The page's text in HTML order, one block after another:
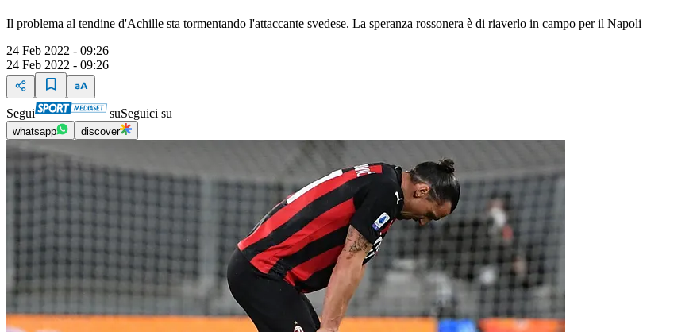
Il problema al tendine d'Achille sta tormentando l'attaccante svedese. La speranza rossonera è di riaverlo in campo per il Napoli
24 Feb 2022 - 09:26
24 Feb 2022 - 09:26
Segui suSeguici su
whatsapp discover